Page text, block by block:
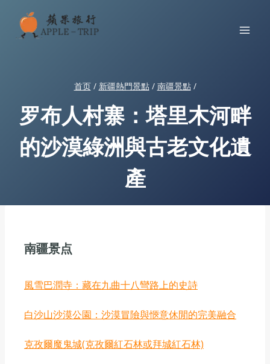
首页 / 新疆熱門景點 / 南疆景點 /
罗布人村寨：塔里木河畔
的沙漠綠洲與古老文化遺
產
南疆景点
風雪巴潤寺：藏在九曲十八彎路上的史詩
白沙山沙漠公園：沙漠冒險與愜意休閒的完美融合
克孜爾魔鬼城(克孜爾紅石林或拜城紅石林)